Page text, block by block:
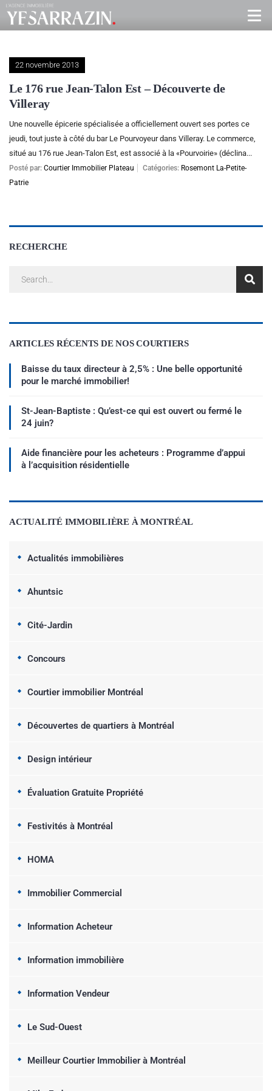
22 novembre 2013
Le 176 rue Jean-Talon Est – Découverte de
Villeray
Une nouvelle épicerie spécialisée a officiellement ouvert ses portes ce
jeudi, tout juste à côté du bar Le Pourvoyeur dans Villeray. Le commerce,
situé au 176 rue Jean-Talon Est, est associé à la «Pourvoirie» (déclina...
Posté par: Courtier Immobilier Plateau Catégories: Rosemont La-Petite-
Patrie
RECHERCHE
ARTICLES RÉCENTS DE NOS COURTIERS
Baisse du taux directeur à 2,5% : Une belle opportunité
pour le marché immobilier!
St-Jean-Baptiste : Qu’est-ce qui est ouvert ou fermé le
24 juin?
Aide financière pour les acheteurs : Programme d’appui
à l’acquisition résidentielle
ACTUALITÉ IMMOBILIÈRE À MONTRÉAL
Actualités immobilières
Ahuntsic
Cité-Jardin
Concours
Courtier immobilier Montréal
Découvertes de quartiers à Montréal
Design intérieur
Évaluation Gratuite Propriété
Festivités à Montréal
HOMA
Immobilier Commercial
Information Acheteur
Information immobilière
Information Vendeur
Le Sud-Ouest
Meilleur Courtier Immobilier à Montréal